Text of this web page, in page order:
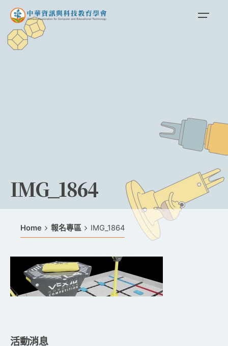
Skip
content
IMG_1864
Home 報名專區 IMG_1864
活動消息